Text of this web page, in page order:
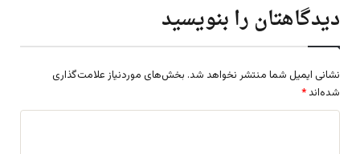
دیدگاهتان را بنویسید
نشانی ایمیل شما منتشر نخواهد شد. بخش‌های موردنیاز علامت‌گذاری
شده‌اند *